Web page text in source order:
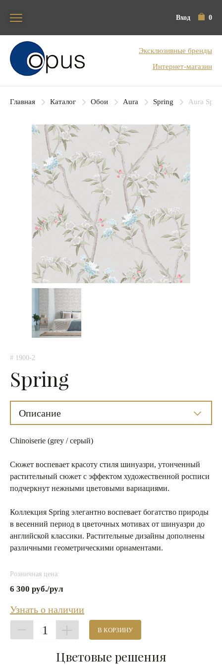
Вход 0
Блок поиска
Эксклюзивные бренды
Интернет-магазин
Главная Каталог Обои Aura Spring Aura
# 1900-2
Spring
Описание
Chinoiserie (grey / серый)
Сюжет воспевает красоту стиля шинуазри, утонченный
растительный сюжет с эффектом художественной росписи
подчеркнут нежными цветовыми вариациями.
Коллекция Spring элегантно воспевает богатство природы
в весенний период в цветочных мотивах от шинуазри до
английской классики. Растительные дизайны дополнены
различными геометрическими орнаментами.
Розничная цена:
6 300 руб./рул
Узнать о наличии
1 В КОРЗИНУ
Цветовые решения